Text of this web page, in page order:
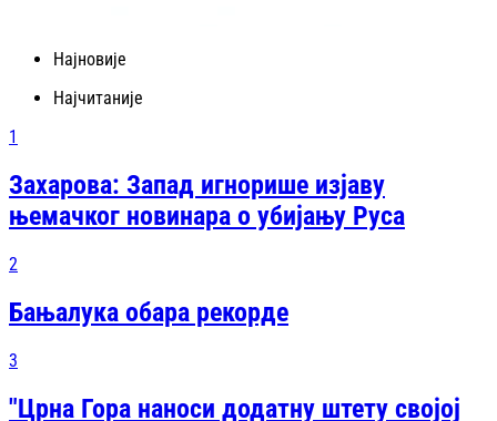
Најновије
Најчитаније
1
Захарова: Запад игнорише изјаву
њемачког новинара о убијању Руса
2
Бањалука обара рекорде
3
"Црна Гора наноси додатну штету својој